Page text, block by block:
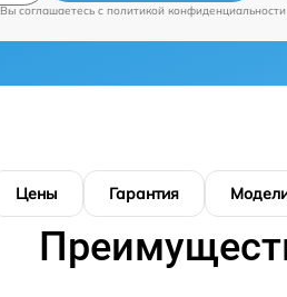
соглашаетесь c политикой конфиденциальности
Цены Гарантия